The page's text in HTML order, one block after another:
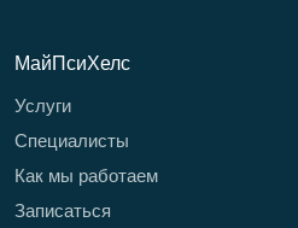
МайПсиХелс
Услуги
Специалисты
Как мы работаем
Записаться